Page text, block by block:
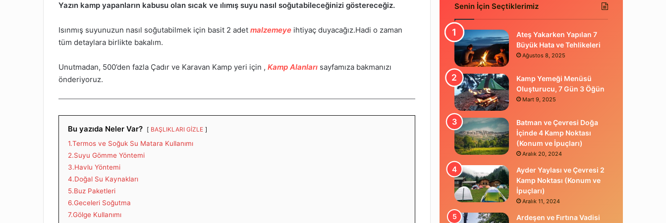
Yazın kamp yapanların kabusu olan sıcak ve ılımış suyu nasıl soğutabileceğinizi göstereceğiz.
Isınmış suyunuzun nasıl soğutabilmek için basit 2 adet malzemeye ihtiyaç duyacağız.Hadi o zaman
tüm detaylara birlikte bakalım.
Unutmadan, 500’den fazla Çadır ve Karavan Kamp yeri için , Kamp Alanları sayfamıza bakmanızı
önderiyoruz.
Bu yazıda Neler Var? BAŞLIKLARI GİZLE
1.Termos ve Soğuk Su Matara Kullanımı
2.Suyu Gömme Yöntemi
3.Havlu Yöntemi
4.Doğal Su Kaynakları
5.Buz Paketleri
6.Geceleri Soğutma
7.Gölge Kullanımı
Senin İçin Seçtiklerimiz
Ateş Yakarken Yapılan 7
Büyük Hata ve Tehlikeleri
Ağustos 8, 2025
Kamp Yemeği Menüsü
Oluşturucu, 7 Gün 3 Öğün
Mart 9, 2025
Batman ve Çevresi Doğa
İçinde 4 Kamp Noktası
(Konum ve İpuçları)
Aralık 20, 2024
Ayder Yaylası ve Çevresi 2
Kamp Noktası (Konum ve
İpuçları)
Aralık 11, 2024
Ardeşen ve Fırtına Vadisi